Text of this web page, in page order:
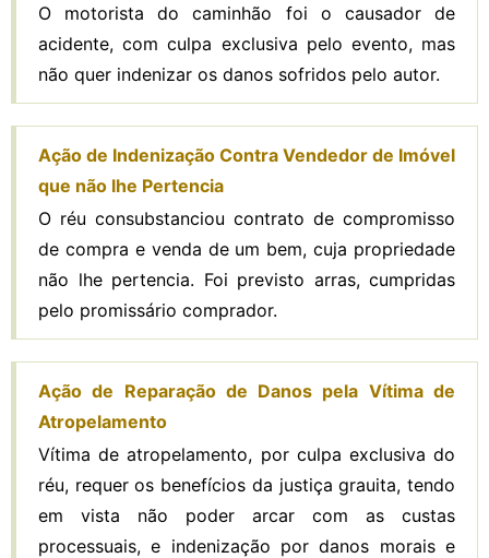
O motorista do caminhão foi o causador de
acidente, com culpa exclusiva pelo evento, mas
não quer indenizar os danos sofridos pelo autor.
Ação de Indenização Contra Vendedor de Imóvel
que não lhe Pertencia
O réu consubstanciou contrato de compromisso
de compra e venda de um bem, cuja propriedade
não lhe pertencia. Foi previsto arras, cumpridas
pelo promissário comprador.
Ação de Reparação de Danos pela Vítima de
Atropelamento
Vítima de atropelamento, por culpa exclusiva do
réu, requer os benefícios da justiça grauita, tendo
em vista não poder arcar com as custas
processuais, e indenização por danos morais e